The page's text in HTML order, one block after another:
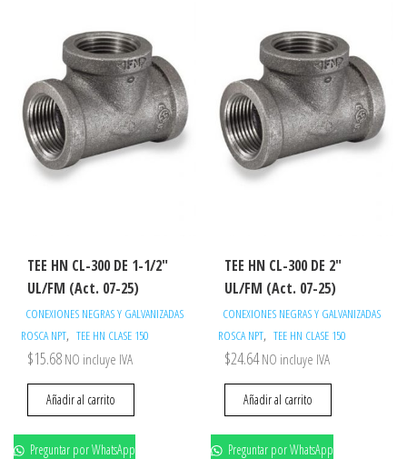
TEE HN CL-300 DE 1-1/2″
UL/FM (Act. 07-25)
CONEXIONES NEGRAS Y GALVANIZADAS
ROSCA NPT, TEE HN CLASE 150
$15.68 NO incluye IVA
Añadir al carrito
Preguntar por WhatsApp
TEE HN CL-300 DE 2″
UL/FM (Act. 07-25)
CONEXIONES NEGRAS Y GALVANIZADAS
ROSCA NPT, TEE HN CLASE 150
$24.64NO incluye IVA
Añadir al carrito
Preguntar por WhatsApp